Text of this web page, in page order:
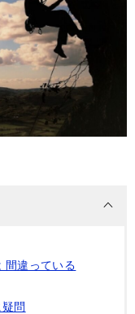
間違っている
問